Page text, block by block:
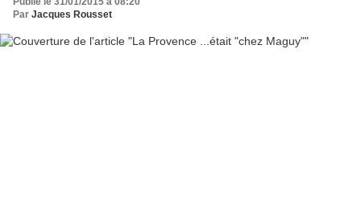
Par Jacques Rousset